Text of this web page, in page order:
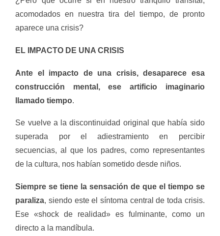
acomodados en nuestra tira del tiempo, de pronto
aparece una crisis?
EL IMPACTO DE UNA CRISIS
Ante el impacto de una crisis, desaparece esa
construcción mental, ese artificio imaginario
llamado tiempo.
Se vuelve a la discontinuidad original que había sido
superada por el adiestramiento en percibir
secuencias, al que los padres, como representantes
de la cultura, nos habían sometido desde niños.
Siempre se tiene la sensación de que el tiempo se
paraliza, siendo este el síntoma central de toda crisis.
Ese «shock de realidad» es fulminante, como un
directo a la mandíbula.